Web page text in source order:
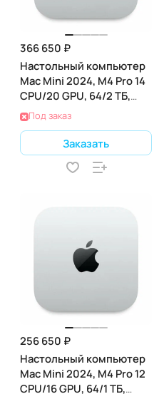
366 650 ₽
Настольный компьютер
Mac Mini 2024, M4 Pro 14
CPU/20 GPU, 64/2 ТБ,
(Z1JV000KP)
Под заказ
Заказать
256 650 ₽
Настольный компьютер
Mac Mini 2024, M4 Pro 12
CPU/16 GPU, 64/1 ТБ,